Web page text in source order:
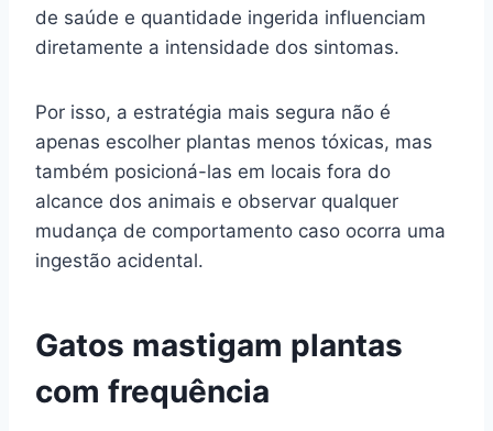
de saúde e quantidade ingerida influenciam
diretamente a intensidade dos sintomas.
Por isso, a estratégia mais segura não é
apenas escolher plantas menos tóxicas, mas
também posicioná-las em locais fora do
alcance dos animais e observar qualquer
mudança de comportamento caso ocorra uma
ingestão acidental.
Gatos mastigam plantas
com frequência